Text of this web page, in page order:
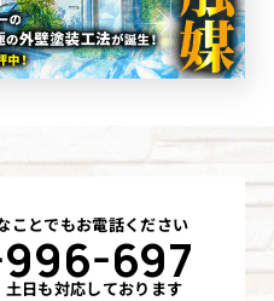
ことでもお電話ください
697
土日も対応しております